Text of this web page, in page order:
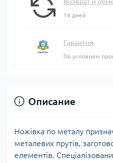
14 дней
Гарантия
По условиям
Описание
Ножівка по металу
металевих прутів,
елементів.